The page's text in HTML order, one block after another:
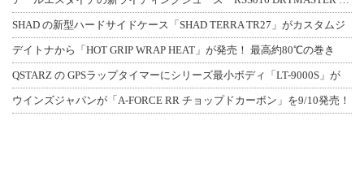
SHAD の新型ハードサイドケース「SHAD TERRA TR27」がカスタムジ
デイトナから「HOT GRIP WRAP HEAT」が発売！ 最高約80℃の巻き
QSTARZ の GPSラップタイマーにシリーズ最小ボディ「LT-9000S」が
ウインズジャパンが「A-FORCE RR チョップドカーボン」を9/10発売！